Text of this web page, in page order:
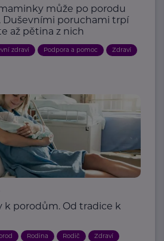
může po porodu
Duševními poruchami trpí
až pětina z nich
zdraví Podpora a pomoc Zdraví
k porodům. Od tradice k
Rodina Rodič Zdraví